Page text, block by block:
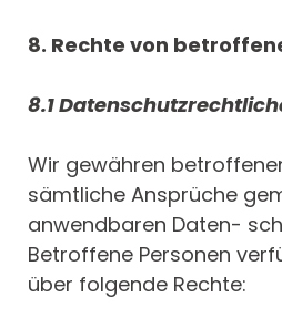
8. Rechte von
8.1
Wir gewähren
sämtliche Ansprüche
anwendbaren Daten-
Betroffene Personen
über folgende Rechte: